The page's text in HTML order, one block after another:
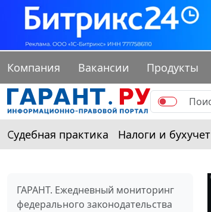
Компания Вакансии Продукты
Судебная практика Налоги и бухучет
ГАРАНТ. Ежедневный мониторинг
федерального законодательства